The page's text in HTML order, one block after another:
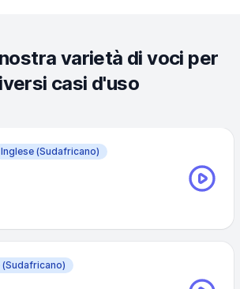
varietà di voci per
casi d'uso
Inglese (Sudafricano)
(Sudafricano)